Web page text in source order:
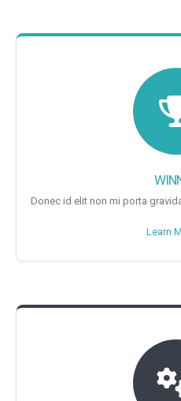
Donec id elit non mi porta
Learn